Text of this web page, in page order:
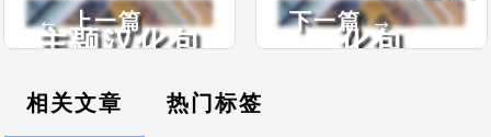
← 上一篇
主题汉化包
下一篇 →
化包
相关文章 热门标签